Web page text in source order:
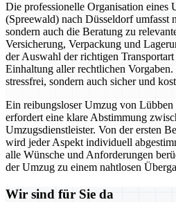
Die professionelle Organisation eines
(Spreewald) nach Düsseldorf umfasst
sondern auch die Beratung zu
Versicherung, Verpackung und
der Auswahl der richtigen
Einhaltung aller rechtlichen
stressfrei, sondern auch sicher und
Ein reibungsloser Umzug von
erfordert eine klare Abstimmung
Umzugsdienstleister. Von der ersten
wird jeder Aspekt individuell
alle Wünsche und Anforderungen
der Umzug zu einem nahtlosen
Wir sind für Sie da